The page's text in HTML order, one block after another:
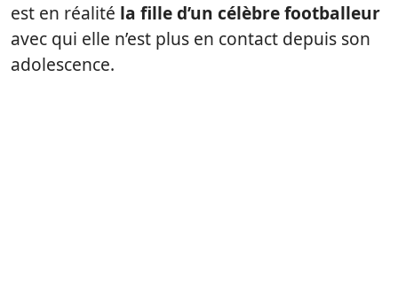
est en réalité la fille d’un célèbre footballeur
avec qui elle n’est plus en contact depuis son
adolescence.